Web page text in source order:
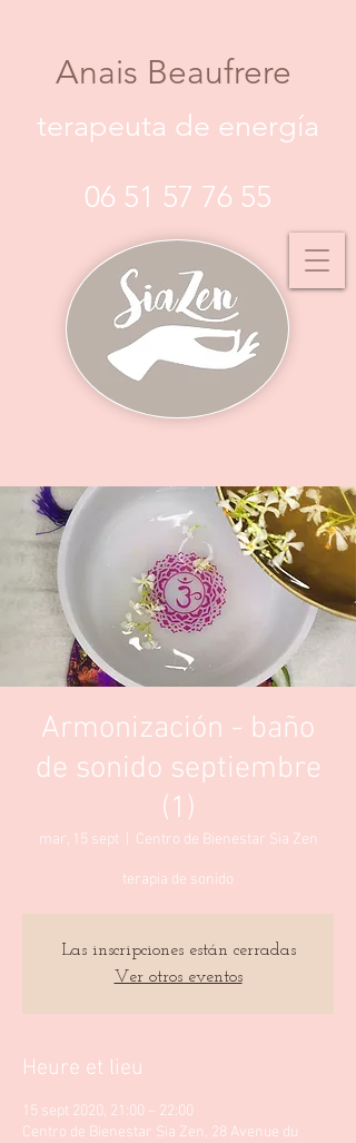
Anais Beaufrere
terapeuta de energía
06 51 57 76 55
Armonización - baño
de sonido septiembre
(1)
mar, 15 sept Centro de Bienestar Sia Zen
terapia de sonido
Las inscripciones están cerradas
Ver otros eventos
Heure et lieu
15 sept 2020, 21:00 – 22:00
Centro de Bienestar Sia Zen, 28 Avenue du